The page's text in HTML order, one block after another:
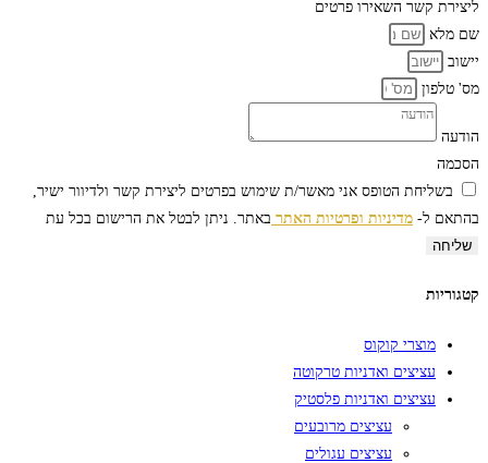
ליצירת קשר השאירו פרטים
שם מלא
יישוב
מס' טלפון
הודעה
הסכמה
בשליחת הטופס אני מאשר/ת שימוש בפרטים ליצירת קשר ולדיוור ישיר,
בהתאם ל- מדיניות ופרטיות האתר באתר. ניתן לבטל את הרישום בכל עת
שליחה
קטגוריות
מוצרי קוקוס
עציצים ואדניות טרקוטה
עציצים ואדניות פלסטיק
עציצים מרובעים
עציצים עגולים